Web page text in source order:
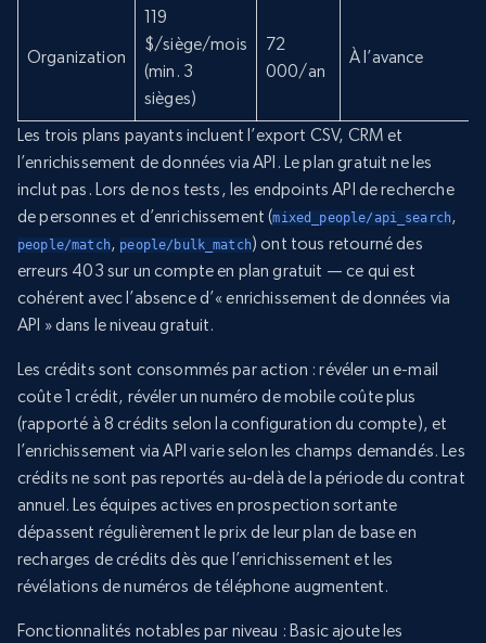
Organization
119
$/siège/mois
(min. 3
sièges)
72
000/an
À l’avance
Les trois plans payants incluent l’export CSV, CRM et
l’enrichissement de données via API. Le plan gratuit ne les
inclut pas. Lors de nos tests, les endpoints API de recherche
de personnes et d’enrichissement (mixed_people/api_search,
people/match, people/bulk_match) ont tous retourné des
erreurs 403 sur un compte en plan gratuit — ce qui est
cohérent avec l’absence d’« enrichissement de données via
API » dans le niveau gratuit.
Les crédits sont consommés par action : révéler un e-mail
coûte 1 crédit, révéler un numéro de mobile coûte plus
(rapporté à 8 crédits selon la configuration du compte), et
l’enrichissement via API varie selon les champs demandés. Les
crédits ne sont pas reportés au-delà de la période du contrat
annuel. Les équipes actives en prospection sortante
dépassent régulièrement le prix de leur plan de base en
recharges de crédits dès que l’enrichissement et les
révélations de numéros de téléphone augmentent.
Fonctionnalités notables par niveau : Basic ajoute les